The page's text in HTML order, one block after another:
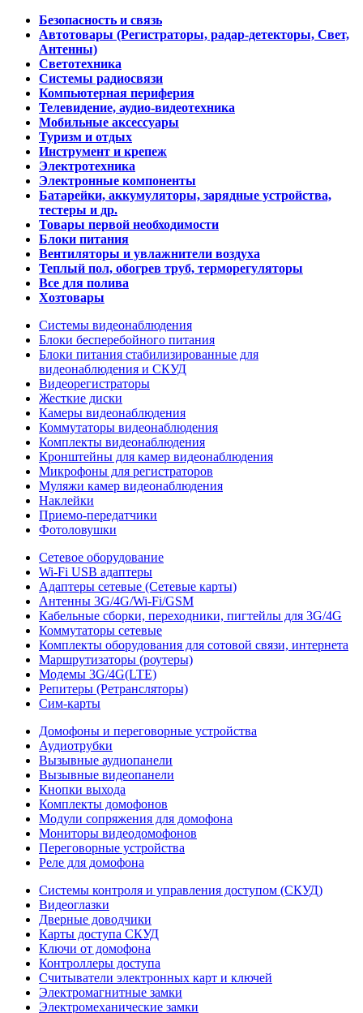
Безопасность и связь
Автотовары (Регистраторы, радар-детекторы, Свет,
Антенны)
Светотехника
Системы радиосвязи
Компьютерная периферия
Телевидение, аудио-видеотехника
Мобильные аксессуары
Туризм и отдых
Инструмент и крепеж
Электротехника
Электронные компоненты
Батарейки, аккумуляторы, зарядные устройства,
тестеры и др.
Товары первой необходимости
Блоки питания
Вентиляторы и увлажнители воздуха
Теплый пол, обогрев труб, терморегуляторы
Все для полива
Хозтовары
Системы видеонаблюдения
Блоки бесперебойного питания
Блоки питания стабилизированные для
видеонаблюдения и СКУД
Видеорегистраторы
Жесткие диски
Камеры видеонаблюдения
Коммутаторы видеонаблюдения
Комплекты видеонаблюдения
Кронштейны для камер видеонаблюдения
Микрофоны для регистраторов
Муляжи камер видеонаблюдения
Наклейки
Приемо-передатчики
Фотоловушки
Сетевое оборудование
Wi-Fi USB адаптеры
Адаптеры сетевые (Сетевые карты)
Антенны 3G/4G/Wi-Fi/GSM
Кабельные сборки, переходники, пигтейлы для 3G/4G
Коммутаторы сетевые
Комплекты оборудования для сотовой связи, интернета
Маршрутизаторы (роутеры)
Модемы 3G/4G(LTE)
Репитеры (Ретрансляторы)
Сим-карты
Домофоны и переговорные устройства
Аудиотрубки
Вызывные аудиопанели
Вызывные видеопанели
Кнопки выхода
Комплекты домофонов
Модули сопряжения для домофона
Мониторы видеодомофонов
Переговорные устройства
Реле для домофона
Системы контроля и управления доступом (СКУД)
Видеоглазки
Дверные доводчики
Карты доступа СКУД
Ключи от домофона
Контроллеры доступа
Считыватели электронных карт и ключей
Электромагнитные замки
Электромеханические замки